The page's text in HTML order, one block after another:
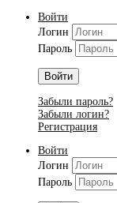
Войти
Логин
Пароль
Войти
Забыли пароль?
Забыли логин?
Регистрация
Войти
Логин
Пароль